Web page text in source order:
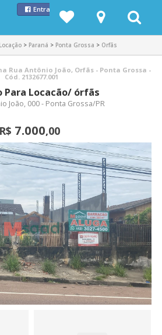
Entrar com Facebook
Locação> Paraná > Ponta Grossa > Orfãs
Rua Antônio João, Orfãs - Ponta Grossa -
Cód. 2132677.001
Para Locacão/ órfãs
João, 000 - Ponta Grossa/PR
R$ 7.000,00